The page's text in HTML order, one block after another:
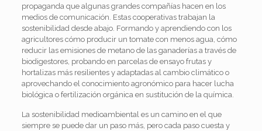
propaganda que algunas grandes compañías hacen en los
medios de comunicación. Estas cooperativas trabajan la
sostenibilidad desde abajo. Formando y aprendiendo con los
agricultores cómo producir un tomate con menos agua, cómo
reducir las emisiones de metano de las ganaderías a través de
biodigestores, probando en parcelas de ensayo frutas y
hortalizas más resilientes y adaptadas al cambio climático o
aprovechando el conocimiento agronómico para hacer lucha
biológica o fertilización orgánica en sustitución de la química.
La sostenibilidad medioambiental es un camino en el que
siempre se puede dar un paso más, pero cada paso cuesta y